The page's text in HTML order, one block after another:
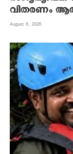
വിതരണം
August 6, 2026